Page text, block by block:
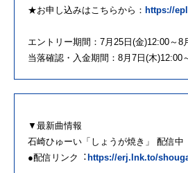
★お申し込みはこちらから： https://
エントリー期間：7月25日(金)12:00～8
当落確認・入金期間：8月7日(木)12:00
▼最新曲情報
⽯崎ひゅーい「しょうが焼き」 配信中
●配信リンク︓ https://erj.lnk.to/